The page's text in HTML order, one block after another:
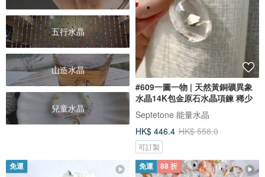
五行水晶
山造水晶
兒童水晶
#609一圖一物 | 天然黃銅礦異象
水晶14K包金原石水晶項鍊 稀少
Septetone 能量水晶
HK$ 446.4 HK$ 558.0
可訂製
免運 免運 88 折